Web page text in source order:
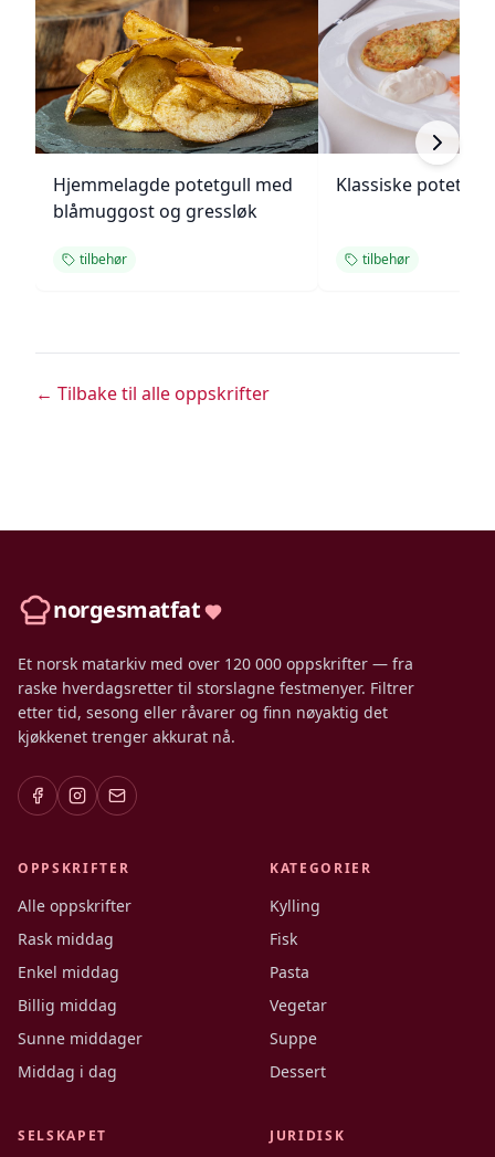
Hjemmelagde potetgull med
blåmuggost og gressløk
tilbehør
Klassiske
tilbehør
← Tilbake til alle oppskrifter
norgesmatfat
Et norsk matarkiv med over 120 000 oppskrifter — fra
raske hverdagsretter til storslagne festmenyer. Filtrer
etter tid, sesong eller råvarer og finn nøyaktig det
kjøkkenet trenger akkurat nå.
OPPSKRIFTER
Alle oppskrifter
Rask middag
Enkel middag
Billig middag
Sunne middager
Middag i dag
KATEGORIER
Kylling
Fisk
Pasta
Vegetar
Suppe
Dessert
SELSKAPET JURIDISK